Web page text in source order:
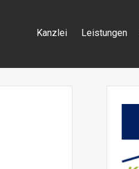
Kanzlei Leistungen